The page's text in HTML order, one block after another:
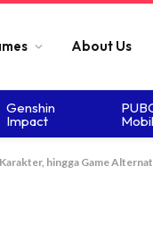
About Us
Genshin
Impact
hingga Game